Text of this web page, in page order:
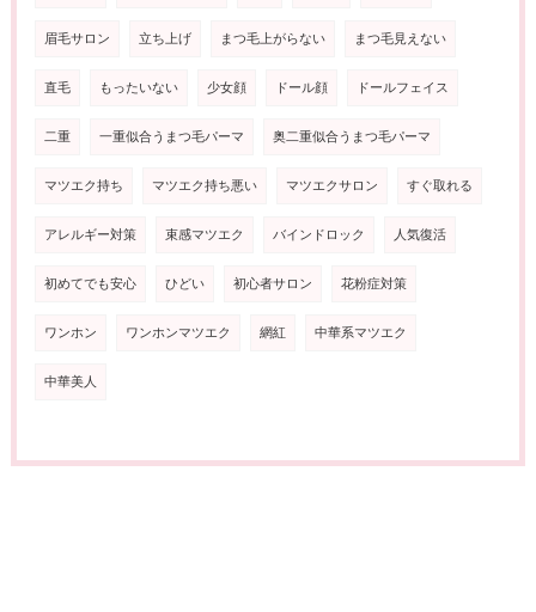
眉毛サロン 立ち上げ まつ毛上がらない まつ毛見えない
直毛 もったいない 少女顔 ドール顔 ドールフェイス
二重 一重似合うまつ毛パーマ 奥二重似合うまつ毛パーマ
マツエク持ち マツエク持ち悪い マツエクサロン すぐ取れる
アレルギー対策 束感マツエク バインドロック 人気復活
初めてでも安心 ひどい 初心者サロン 花粉症対策
ワンホン ワンホンマツエク 網紅 中華系マツエク
中華美人